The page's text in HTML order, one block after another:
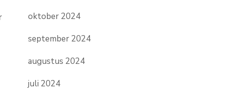
oktober 2024
september 2024
augustus 2024
juli 2024